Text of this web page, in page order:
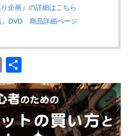
り企画』の詳細はこちら
』DVD 商品詳細ページ
Email
有